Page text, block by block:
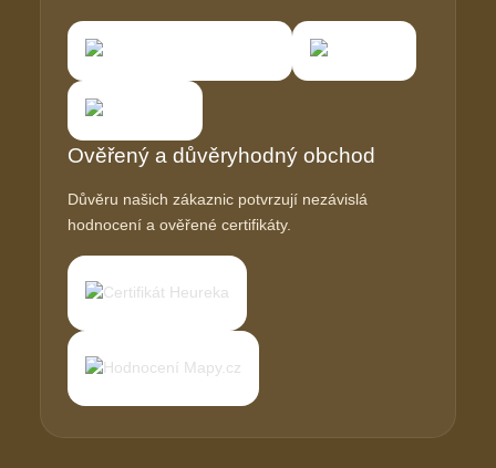
Ověřený a důvěryhodný obchod
Důvěru našich zákaznic potvrzují nezávislá
hodnocení a ověřené certifikáty.